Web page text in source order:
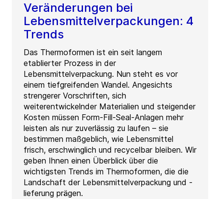
Veränderungen bei
Lebensmittelverpackungen: 4
Trends
Das Thermoformen ist ein seit langem
etablierter Prozess in der
Lebensmittelverpackung. Nun steht es vor
einem tiefgreifenden Wandel. Angesichts
strengerer Vorschriften, sich
weiterentwickelnder Materialien und steigender
Kosten müssen Form-Fill-Seal-Anlagen mehr
leisten als nur zuverlässig zu laufen – sie
bestimmen maßgeblich, wie Lebensmittel
frisch, erschwinglich und recycelbar bleiben. Wir
geben Ihnen einen Überblick über die
wichtigsten Trends im Thermoformen, die die
Landschaft der Lebensmittelverpackung und -
lieferung prägen.